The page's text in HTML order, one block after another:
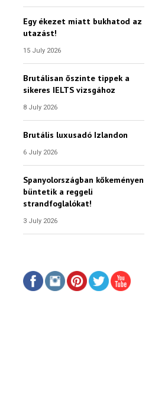
Egy ékezet miatt bukhatod az
utazást!
15 July 2026
Brutálisan őszinte tippek a
sikeres IELTS vizsgához
8 July 2026
Brutális luxusadó Izlandon
6 July 2026
Spanyolországban kőkeményen
büntetik a reggeli
strandfoglalókat!
3 July 2026